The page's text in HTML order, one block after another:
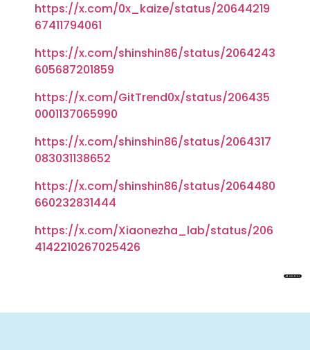
https://x.com/0x_kaize/status/20644219
67411794061
https://x.com/shinshin86/status/2064243
605687201859
https://x.com/GitTrend0x/status/206435
0001137065990
https://x.com/shinshin86/status/2064317
083031138652
https://x.com/shinshin86/status/2064480
660232831444
https://x.com/Xiaonezha_lab/status/206
4142210267025426